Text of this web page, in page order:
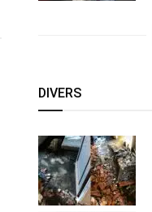
DIVERS